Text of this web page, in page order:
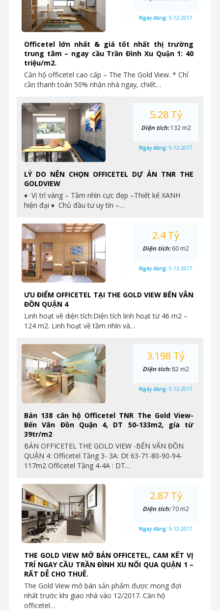
Officetel lớn nhất & giá tốt nhất thị trường
trung tâm – ngay cầu Trần Đình Xu Quận 1: 40
triệu/m2.
Căn hộ officetel cao cấp – The The Gold View. * Chỉ
cần thanh toán 50% nhận nhà ngay, chiết…
Ngày đăng: 5-12-2017
LÝ DO NÊN CHỌN OFFICETEL DỰ ÁN TNR THE
GOLDVIEW
♦ Vị trí vàng – Tầm nhìn cực đẹp –Thiết kế XANH
hiện đại ♦ Chủ đầu tư uy tín –…
5.28 Tỷ
Diện tích:132 m2
Ngày đăng: 5-12-2017
ƯU ĐIỂM OFFICETEL TẠI THE GOLD VIEW BẾN VÂN
ĐỒN QUẬN 4
Linh hoạt về diện tích:Diện tích linh hoạt từ 46 m2 –
124 m2. Linh hoạt về tầm nhìn và…
2.4 Tỷ
Diện tích:60 m2
Ngày đăng: 5-12-2017
Bán 138 căn hộ Officetel TNR The Gold View-
Bến Vân Đồn Quận 4, DT 50-133m2, gía từ
39tr/m2
BÁN OFFICETEL THE GOLD VIEW -BẾN VẤN ĐỒN
QUẬN 4: Officetel Tầng 3- 3A: Dt 63-71-80-90-94-
117m2 Officetel Tầng 4-4A : DT…
3.198 Tỷ
Diện tích:82 m2
Ngày đăng: 5-12-2017
THE GOLD VIEW MỞ BÁN OFFICETEL, CAM KẾT VỊ
TRÍ NGAY CẦU TRẦN ĐÌNH XU NỐI QUA QUẬN 1 –
RẤT DỄ CHO THUÊ.
The Gold View mở bán sản phẩm được mong đợi
nhất trước khi giao nhà vào 12/2017. Căn hộ
officetel…
2.87 Tỷ
Diện tích:70 m2
Ngày đăng: 5-12-2017